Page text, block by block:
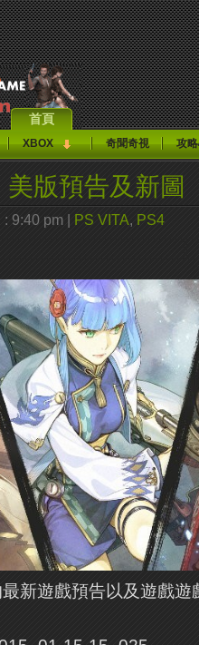
首頁
XBOX 奇聞奇視 攻
美版預告及新圖
9:40 pm | PS VITA, PS4
最新遊戲預告以及遊戲